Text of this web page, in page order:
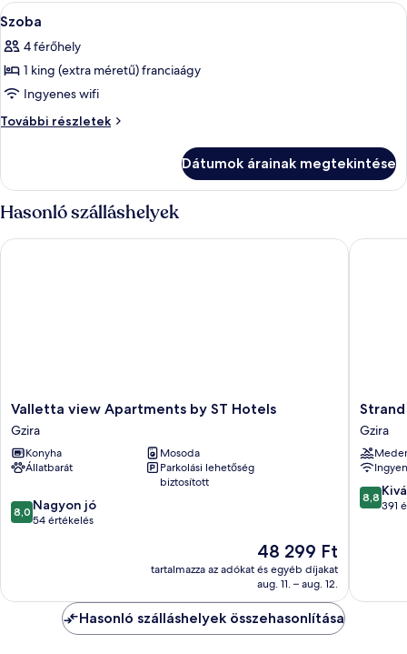
A
következő
szoba
összes
képének
megtekintése:
1 hálószoba, prémium ágynemű és
7
Szoba
4 férőhely
1 king (extra méretű) franciaágy
Ingyenes wifi
További részletek
Szoba
Dátumok árainak megtekintése
Hasonló szálláshelyek
Valletta
view
Apartments
by
ST
Gzira
Valletta view Apartments by ST Hotels
Gzira
Konyha
Mosoda
Állatbarát
Parkolási lehetőség
biztosított
8.0
ennyiből:
értékelés
8,0 Nagyon jó
54 értékelés
Az
ár
48 299 Ft
48 299 Ft
tartalmazza az adókat és egyéb díjakat
aug. 11. – aug. 12.
Valletta view Apartments by ST Hotels
Strand
Suites
By
Neu
Gzira
Gzira
8.8
8,8
391
Strand
Hasonló szálláshelyek összehasonlítása